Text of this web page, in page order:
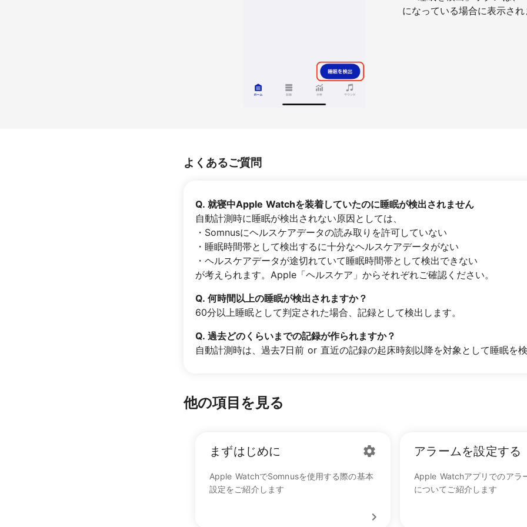
になっている場合に表示さ
よくあるご質問
Q. 就寝中Apple Watchを装着していたのに睡眠が検出されません
自動計測時に睡眠が検出されない原因としては、
・Somnusにヘルスケアデータの読み取りを許可していない
・睡眠時間帯として検出するに十分なヘルスケアデータがない
・ヘルスケアデータが途切れていて睡眠時間帯として検出できない
が考えられます。Apple「ヘルスケア」からそれぞれご確認ください。
Q. 何時間以上の睡眠が検出されますか？
60分以上睡眠として判定された場合、記録として検出します。
Q. 過去どのくらいまでの記録が作られますか？
自動計測時は、過去7日前 or 直近の記録の起床時刻以降を対象として睡眠を
他の項目を見る
まずはじめに
Apple WatchでSomnusを使用する際の基本
設定をご紹介します
アラームを設定する
Apple Watchアプリでのアラ
についてご紹介します